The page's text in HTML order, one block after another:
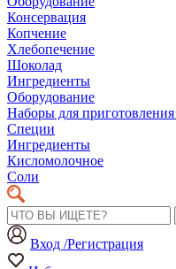
Консервация
Копчение
Хлебопечение
Шоколад
Ингредиенты
Оборудование
Наборы для
Специи
Ингредиенты
Кисломолочное
Соли
Вход /Регистрация